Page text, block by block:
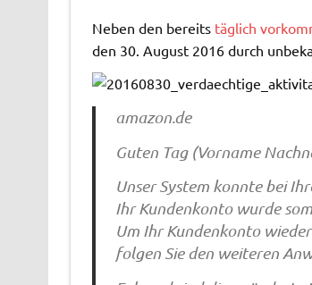
Neben den bereitstäglich
den 30. August 2016 durch
amazon.de
Guten Tag (Vorname
Unser System konnte bei
Ihr Kundenkonto wurde
Um Ihr Kundenkonto
folgen Sie den weiteren